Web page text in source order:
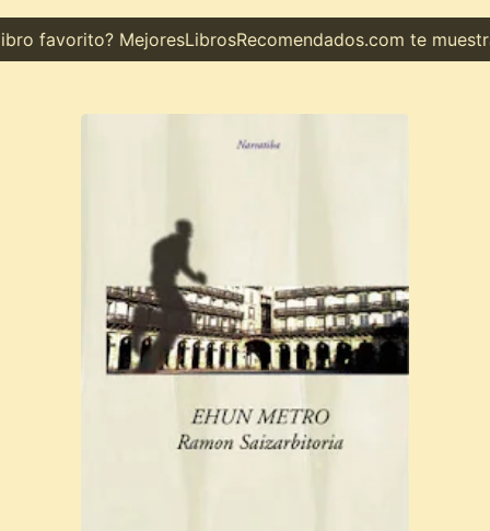
MejoresLibrosRecomendados.com te muestra el